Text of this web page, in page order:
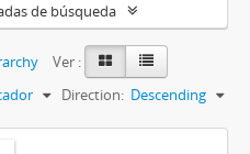
de búsqueda
Ver :
Direction: Descending